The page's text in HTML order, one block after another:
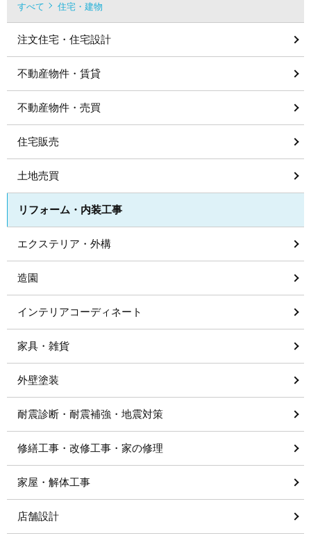
すべて 住宅・建物
注文住宅・住宅設計
不動産物件・賃貸
不動産物件・売買
住宅販売
土地売買
リフォーム・内装工事
エクステリア・外構
造園
インテリアコーディネート
家具・雑貨
外壁塗装
耐震診断・耐震補強・地震対策
修繕工事・改修工事・家の修理
家屋・解体工事
店舗設計